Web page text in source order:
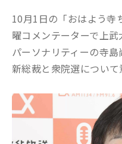
10月1日の「おはよう寺
曜コメンテーターで上
パーソナリティーの寺
新総裁と衆院選について